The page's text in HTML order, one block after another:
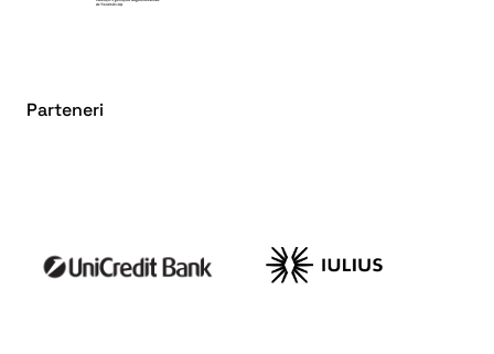
Parteneri